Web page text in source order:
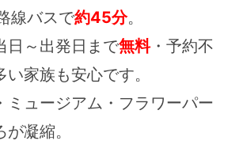
線バスで約45分。
日～出発日まで無料・予約不
家族も安心です。
ミュージアム・フラワーパー
凝縮。